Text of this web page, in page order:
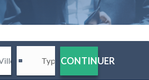
CONTINUER